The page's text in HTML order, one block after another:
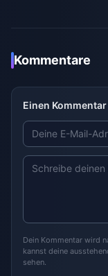
Kommentare
Einen
Dein Kommentar wird
kannst deine
sehen.